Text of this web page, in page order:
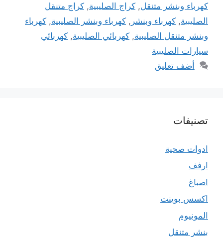
كهرباء وبنشر متنقل, كراج الصليبية, كراج متنقل
الصليبية, كهرباء وبنشر , كهرباء وبنشر الصليبية, كهرباء
وبنشر متنقل الصليبية, كهربائي الصليبية, كهربائي
سيارات الصليبية
أضف تعليق
تصنيفات
ادوات صحية
ارفف
اصباغ
اكسس بوينت
المونيوم
بنشر متنقل